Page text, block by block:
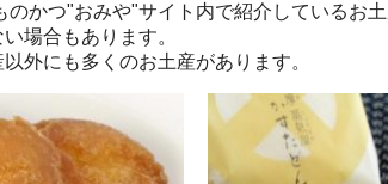
かつ"おみや"サイト内で紹介しているお
場合もあります。
外にも多くのお土産があります。